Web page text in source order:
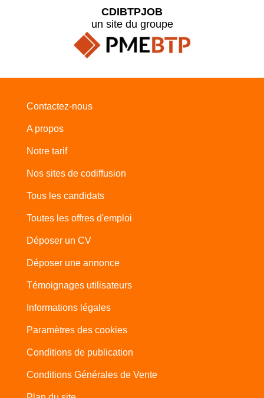
CDIBTPJOB
un site du groupe
Contactez-nous
A propos
Notre tarif
Nos sites de codiffusion
Tous les candidats
Toutes les offres d'emploi
Déposer un CV
Déposer une annonce
Témoignages utilisateurs
Informations légales
Paramètres des cookies
Conditions de publication
Conditions Générales de Vente